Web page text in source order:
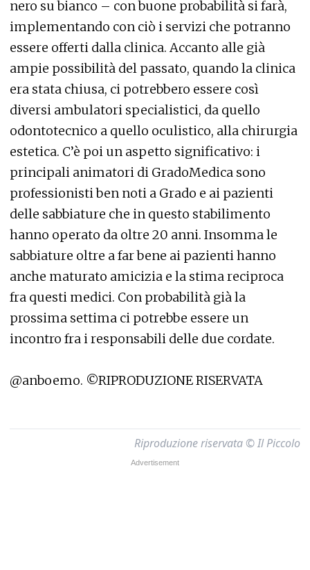
nero su bianco – con buone probabilità si farà,
implementando con ciò i servizi che potranno
essere offerti dalla clinica. Accanto alle già
ampie possibilità del passato, quando la clinica
era stata chiusa, ci potrebbero essere così
diversi ambulatori specialistici, da quello
odontotecnico a quello oculistico, alla chirurgia
estetica. C’è poi un aspetto significativo: i
principali animatori di GradoMedica sono
professionisti ben noti a Grado e ai pazienti
delle sabbiature che in questo stabilimento
hanno operato da oltre 20 anni. Insomma le
sabbiature oltre a far bene ai pazienti hanno
anche maturato amicizia e la stima reciproca
fra questi medici. Con probabilità già la
prossima settima ci potrebbe essere un
incontro fra i responsabili delle due cordate.
@anboemo. ©RIPRODUZIONE RISERVATA
Riproduzione riservata © Il Piccolo